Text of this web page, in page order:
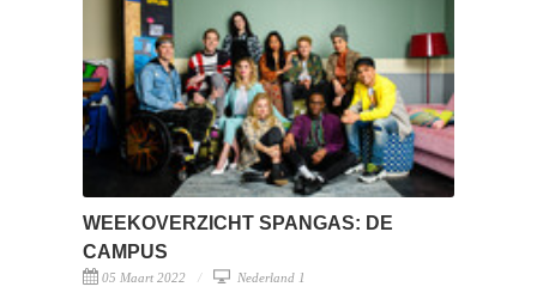
WEEKOVERZICHT SPANGAS: DE
CAMPUS
05 Maart 2022 Nederland 1